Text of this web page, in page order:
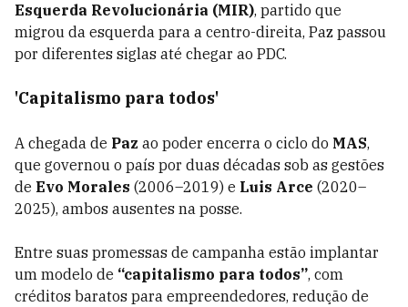
Esquerda Revolucionária (MIR), partido que
migrou da esquerda para a centro-direita, Paz passou
por diferentes siglas até chegar ao PDC.
'Capitalismo para todos'
A chegada de Paz ao poder encerra o ciclo do MAS,
que governou o país por duas décadas sob as gestões
de Evo Morales (2006–2019) e Luis Arce (2020–
2025), ambos ausentes na posse.
Entre suas promessas de campanha estão implantar
um modelo de “capitalismo para todos”, com
créditos baratos para empreendedores, redução de